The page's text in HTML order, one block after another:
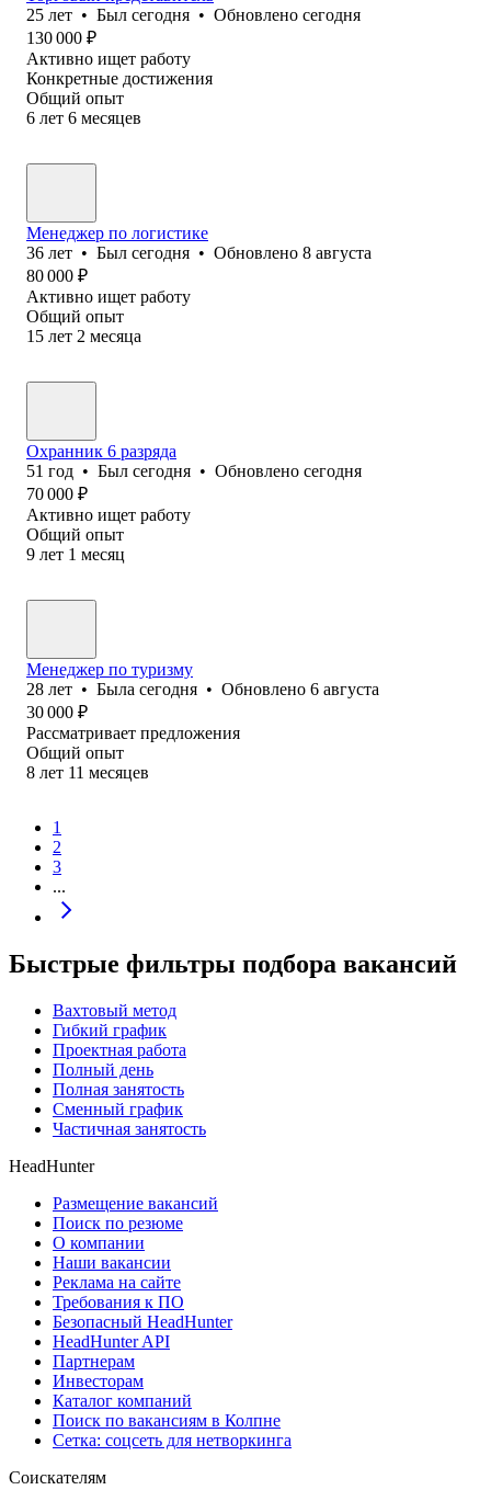
25 лет • Был сегодня • Обновлено сегодня
130 000 ₽
Активно ищет работу
Конкретные достижения
Общий опыт
6 лет 6 месяцев
Менеджер по логистике
36 лет • Был сегодня • Обновлено 8 августа
80 000 ₽
Активно ищет работу
Общий опыт
15 лет 2 месяца
Охранник 6 разряда
51 год • Был сегодня • Обновлено сегодня
70 000 ₽
Активно ищет работу
Общий опыт
9 лет 1 месяц
Менеджер по туризму
28 лет • Была сегодня • Обновлено 6 августа
30 000 ₽
Рассматривает предложения
Общий опыт
8 лет 11 месяцев
1
2
3
...
Быстрые фильтры подбора вакансий
Вахтовый метод
Гибкий график
Проектная работа
Полный день
Полная занятость
Сменный график
Частичная занятость
HeadHunter
Размещение вакансий
Поиск по резюме
О компании
Наши вакансии
Реклама на сайте
Требования к ПО
Безопасный HeadHunter
HeadHunter API
Партнерам
Инвесторам
Каталог компаний
Поиск по вакансиям в Колпне
Сетка: соцсеть для нетворкинга
Соискателям